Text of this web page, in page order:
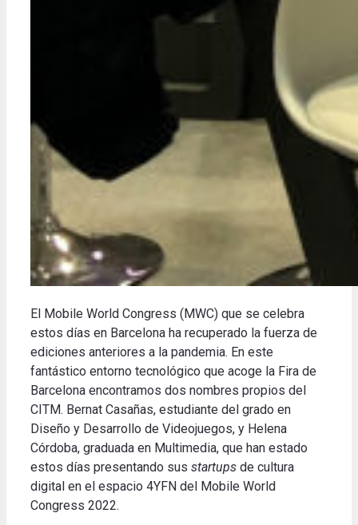
El Mobile World Congress (MWC) que se celebra
estos días en Barcelona ha recuperado la fuerza de
ediciones anteriores a la pandemia. En este
fantástico entorno tecnológico que acoge la Fira de
Barcelona encontramos dos nombres propios del
CITM. Bernat Casañas, estudiante del grado en
Diseño y Desarrollo de Videojuegos, y Helena
Córdoba, graduada en Multimedia, que han estado
estos días presentando sus startups de cultura
digital en el espacio 4YFN del Mobile World
Congress 2022.